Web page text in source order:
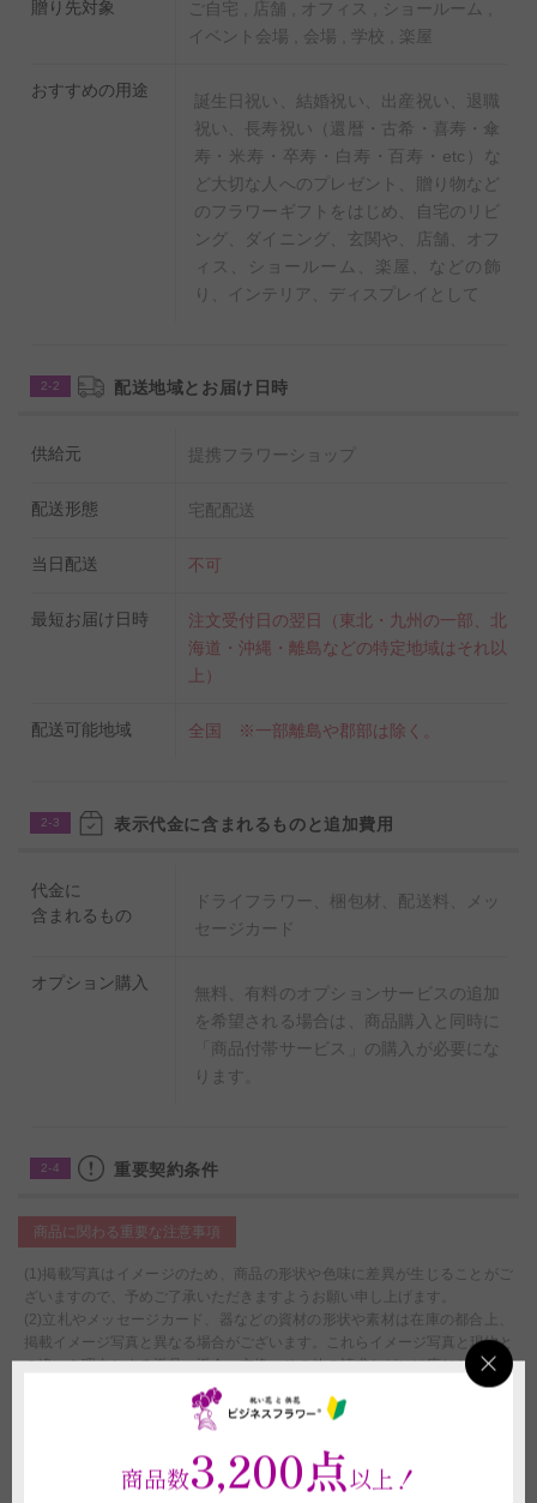
贈り先対象
ご自宅 , 店舗 , オフィス , ショールーム ,
イベント会場 , 会場 , 学校 , 楽屋
おすすめの用途
誕生日祝い、結婚祝い、出産祝い、退職
祝い、長寿祝い（還暦・古希・喜寿・傘
寿・米寿・卒寿・白寿・百寿・etc）な
ど大切な人へのプレゼント、贈り物など
のフラワーギフトをはじめ、自宅のリビ
ング、ダイニング、玄関や、店舗、オフ
ィス、ショールーム、楽屋、などの飾
り、インテリア、ディスプレイとして
2-2 配送地域とお届け日時
供給元 提携フラワーショップ
配送形態 宅配配送
当日配送 不可
最短お届け日時
注文受付日の翌日（東北・九州の一部、北
海道・沖縄・離島などの特定地域はそれ以
上）
配送可能地域 全国 ※一部離島や郡部は除く。
2-3 表示代金に含まれるものと追加費用
代金に
含まれるもの
ドライフラワー、梱包材、配送料、メッ
セージカード
オプション購入
無料、有料のオプションサービスの追加
を希望される場合は、商品購入と同時に
「商品付帯サービス」の購入が必要にな
ります。
2-4 重要契約条件
商品に関わる重要な注意事項
(1)掲載写真はイメージのため、商品の形状や色味に差異が生じることがご
ざいますので、予めご了承いただきますようお願い申し上げます。
(2)立札やメッセージカード、器などの資材の形状や素材は在庫の都合上、
掲載イメージ写真と異なる場合がございます。これらイメージ写真と現物と
の違いを理由とする返品、返金、交換、その他の請求などには応じかねます
(3)退色や破損を防ぐため、直射日光・火気・暖房器具の熱が当たる場所、
温度差の激しい場所には置かないでください。生花ではございませんが、経
年劣化については補償ができかねます。
(4)受注制作（オーダー）ですので、お申し込み後の変更、取り消しは承る
商品数3,200点以上！